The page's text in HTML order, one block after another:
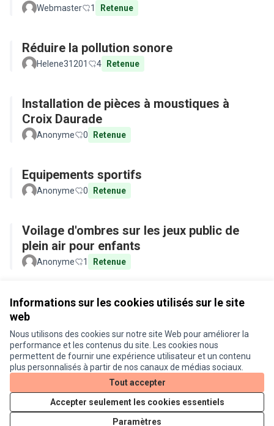
Informations sur les cookies utilisés sur le site
web
Nous utilisons des cookies sur notre site Web pour améliorer la
performance et les contenus du site. Les cookies nous
permettent de fournir une expérience utilisateur et un contenu
plus personnalisés à partir de nos canaux de médias sociaux.
Tout accepter
Accepter seulement les cookies essentiels
Paramètres
Webmaster 1 Retenue
Réduire la pollution sonore
Helene31201 4 Retenue
Installation de pièces à moustiques à
Croix Daurade
Anonyme 0 Retenue
Equipements sportifs
Anonyme 0 Retenue
Voilage d'ombres sur les jeux public de
plein air pour enfants
Anonyme 1 Retenue
Conditions d'utilisation
Paramètres des cookies
Je participe ! sur X
(Lien externe)
Je participe ! sur Facebook
Je participe ! sur Instagram
Licence
(Lien